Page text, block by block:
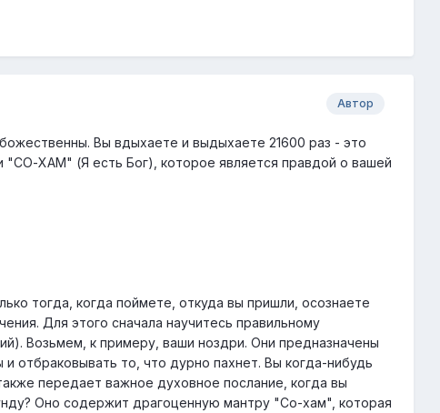
Автор
Вы вдыхаете и выдыхаете 21600 раз - это
"СО-ХАМ" (Я есть Бог), которое является правдой о вашей
тогда, когда поймете, откуда вы пришли, осознаете
Для этого сначала научитесь правильному
Возьмем, к примеру, ваши ноздри. Они предназначены
отбраковывать то, что дурно пахнет. Вы когда-нибудь
передает важное духовное послание, когда вы
Оно содержит драгоценную мантру "Со-хам", которая